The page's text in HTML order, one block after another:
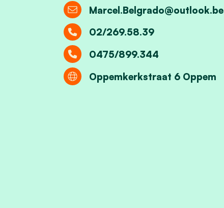
Marcel.Belgrado@outlook.be
02/269.58.39
0475/899.344
Oppemkerkstraat 6 Oppem